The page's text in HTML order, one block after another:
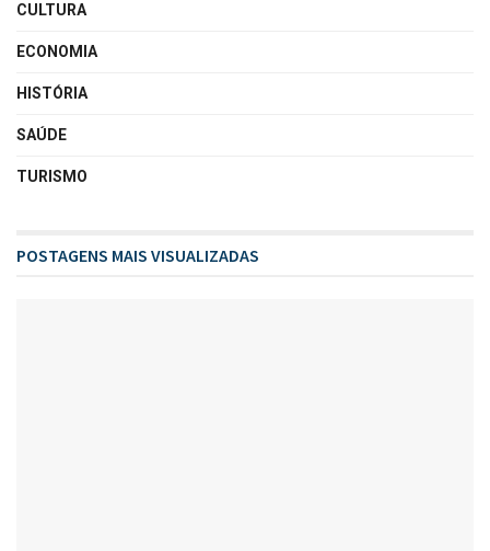
CULTURA
ECONOMIA
HISTÓRIA
SAÚDE
TURISMO
POSTAGENS MAIS VISUALIZADAS